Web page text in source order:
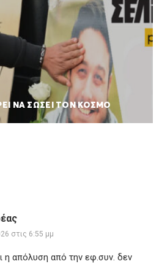
ΝΑ ΣΩΣΕΙ ΤΟΝ ΚΟΣΜΟ
στις 6:55 μμ
η απόλυση από την εφ.συν. δεν